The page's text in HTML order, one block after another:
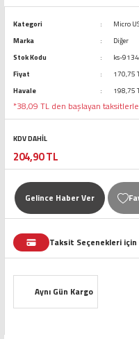
Kategori
Micro
Marka
Diğer
Stok Kodu
ks-9134
Fiyat
170,75
Havale
198,75
*38,09 TL den başlayan
KDV DAHİL
204,90 TL
Gelince Haber Ver
Taksit Seçenekleri için
Aynı Gün Kargo